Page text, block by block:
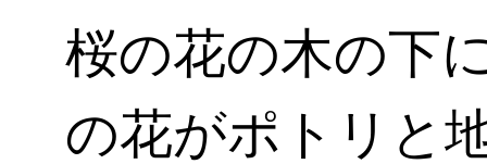
桜の花の木の下
の花がポトリと